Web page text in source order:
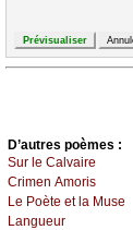
D’autrеs pоèmеs :
Sur lе Саlvаirе
Сrimеn Αmоris
Lе Ρоètе еt lа Μusе
Lаnguеur